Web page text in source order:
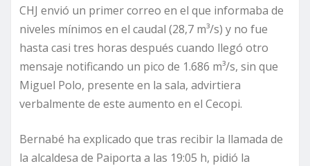
CHJ envió un primer correo en el que informaba de
niveles mínimos en el caudal (28,7 m³/s) y no fue
hasta casi tres horas después cuando llegó otro
mensaje notificando un pico de 1.686 m³/s, sin que
Miguel Polo, presente en la sala, advirtiera
verbalmente de este aumento en el Cecopi.
Bernabé ha explicado que tras recibir la llamada de
la alcaldesa de Paiporta a las 19:05 h, pidió la